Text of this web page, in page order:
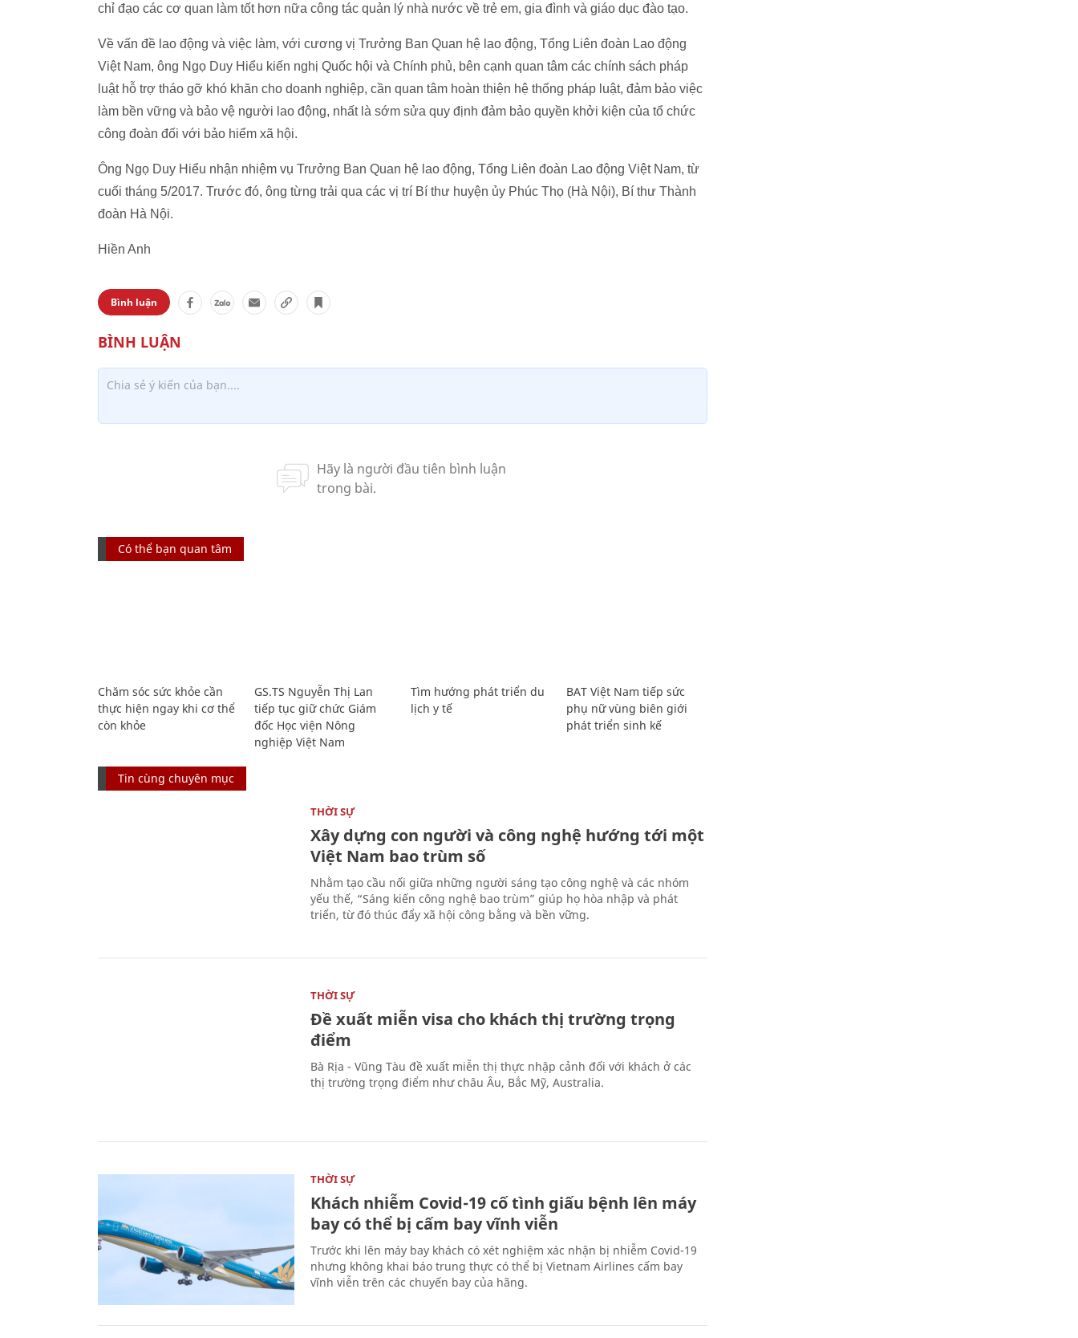
chỉ đạo các cơ quan làm tốt hơn nữa công tác quản lý nhà nước về trẻ em, gia đình và giáo dục đào tạo.
Về vấn đề lao động và việc làm, với cương vị Trưởng Ban Quan hệ lao động, Tổng Liên đoàn Lao động
Việt Nam, ông Ngọ Duy Hiểu kiến nghị Quốc hội và Chính phủ, bên cạnh quan tâm các chính sách pháp
luật hỗ trợ tháo gỡ khó khăn cho doanh nghiệp, cần quan tâm hoàn thiện hệ thống pháp luật, đảm bảo việc
làm bền vững và bảo vệ người lao động, nhất là sớm sửa quy định đảm bảo quyền khởi kiện của tổ chức
công đoàn đối với bảo hiểm xã hội.
Ông Ngọ Duy Hiểu nhận nhiệm vụ Trưởng Ban Quan hệ lao động, Tổng Liên đoàn Lao động Việt Nam, từ
cuối tháng 5/2017. Trước đó, ông từng trải qua các vị trí Bí thư huyện ủy Phúc Thọ (Hà Nội), Bí thư Thành
đoàn Hà Nội.
Hiền Anh
Bình luận
Có thể bạn quan tâm
Chăm sóc sức khỏe cần
thực hiện ngay khi cơ thể
còn khỏe
GS.TS Nguyễn Thị Lan
tiếp tục giữ chức Giám
đốc Học viện Nông
nghiệp Việt Nam
Tìm hướng phát triển du
lịch y tế
BAT Việt Nam tiếp sức
phụ nữ vùng biên giới
phát triển sinh kế
Tin cùng chuyên mục
THỜI SỰ
Xây dựng con người và công nghệ hướng tới một
Việt Nam bao trùm số
Nhằm tạo cầu nối giữa những người sáng tạo công nghệ và các nhóm
yếu thế, “Sáng kiến công nghệ bao trùm” giúp họ hòa nhập và phát
triển, từ đó thúc đẩy xã hội công bằng và bền vững.
THỜI SỰ
Đề xuất miễn visa cho khách thị trường trọng
điểm
Bà Rịa - Vũng Tàu đề xuất miễn thị thực nhập cảnh đối với khách ở các
thị trường trọng điểm như châu Âu, Bắc Mỹ, Australia.
THỜI SỰ
Khách nhiễm Covid-19 cố tình giấu bệnh lên máy
bay có thể bị cấm bay vĩnh viễn
Trước khi lên máy bay khách có xét nghiệm xác nhận bị nhiễm Covid-19
nhưng không khai báo trung thực có thể bị Vietnam Airlines cấm bay
vĩnh viễn trên các chuyến bay của hãng.